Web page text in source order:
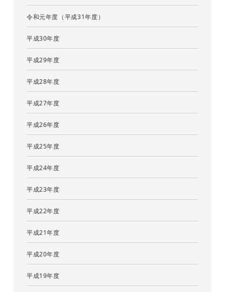
令和元年度（平成31年度）
平成30年度
平成29年度
平成28年度
平成27年度
平成26年度
平成25年度
平成24年度
平成23年度
平成22年度
平成21年度
平成20年度
平成19年度